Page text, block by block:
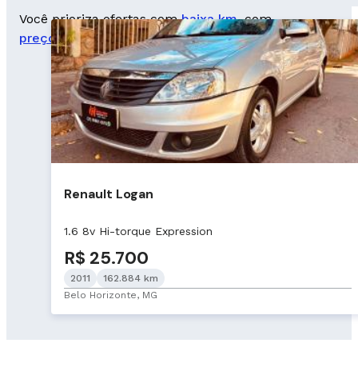
Você prioriza ofertas combaixa km, com
preço abaixo da FIPEou que seja umseminovo?
Renault Logan
1.6 8v Hi-torque Expression
R$ 25.700
2011
162.884 km
Belo Horizonte, MG